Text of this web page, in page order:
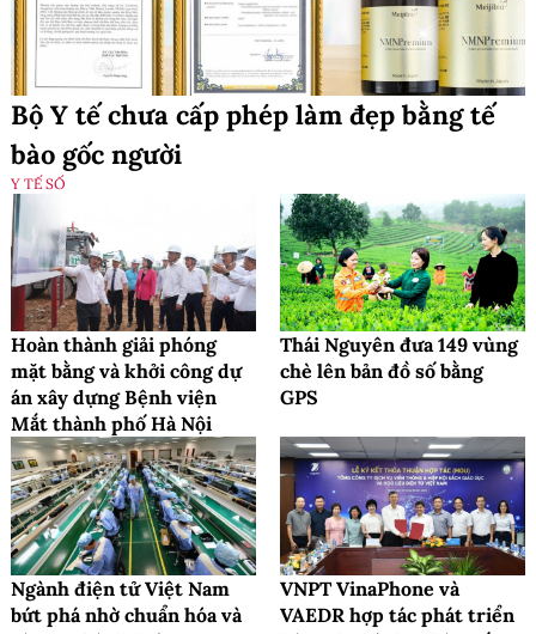
Bộ Y tế chưa cấp phép làm đẹp bằng tế
bào gốc người
Y TẾ SỐ
Hoàn thành giải phóng
mặt bằng và khởi công dự
án xây dựng Bệnh viện
Mắt thành phố Hà Nội
Thái Nguyên đưa 149 vùng
chè lên bản đồ số bằng
GPS
Ngành điện tử Việt Nam
bứt phá nhờ chuẩn hóa và
VNPT VinaPhone và
VAEDR hợp tác phát triển